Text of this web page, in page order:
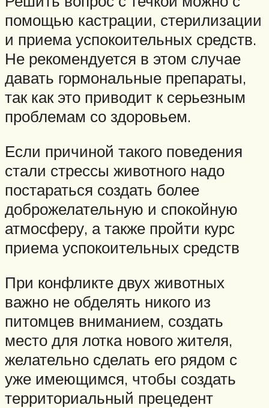
помощью кастрации, стерилизации
и приема успокоительных средств.
Не рекомендуется в этом случае
давать гормональные препараты,
так как это приводит к серьезным
проблемам со здоровьем.
Если причиной такого поведения
стали стрессы животного надо
постараться создать более
доброжелательную и спокойную
атмосферу, а также пройти курс
приема успокоительных средств
При конфликте двух животных
важно не обделять никого из
питомцев вниманием, создать
место для лотка нового жителя,
желательно сделать его рядом с
уже имеющимся, чтобы создать
территориальный прецедент